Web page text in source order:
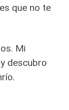
que no te
Mi
descubro